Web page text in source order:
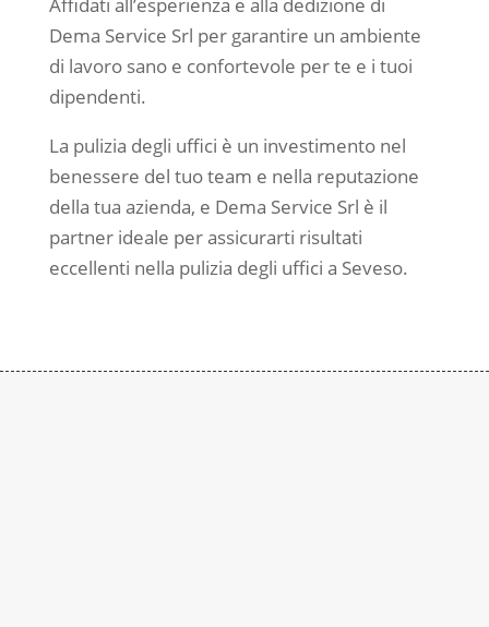
Dema Service Srl per garantire un ambiente
di lavoro sano e confortevole per te e i tuoi
dipendenti.
La pulizia degli uffici è un investimento nel
benessere del tuo team e nella reputazione
della tua azienda, e Dema Service Srl è il
partner ideale per assicurarti risultati
eccellenti nella pulizia degli uffici a Seveso.